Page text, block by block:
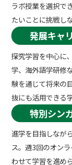
ラボ授業を選択で
たいことに挑戦し
発展キャ
探究学習を中心に
学、海外語学研修
験を通じて将来の
抜にも活用できる
特別シン
進学を目指しなが
ス。週3回のオン
わせて学習を進め